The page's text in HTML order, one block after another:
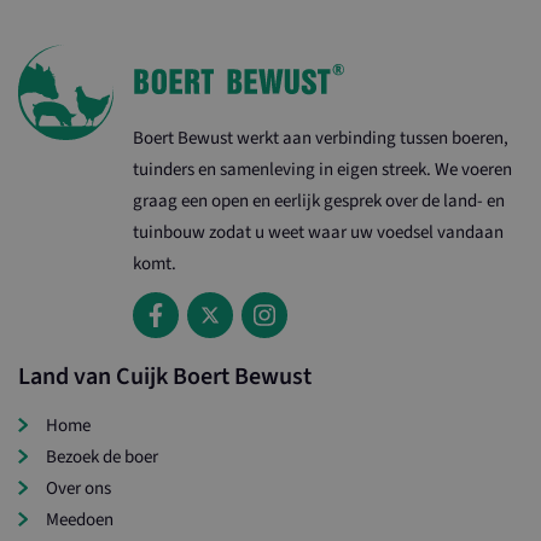
Boert Bewust werkt aan verbinding tussen boeren,
tuinders en samenleving in eigen streek. We voeren
graag een open en eerlijk gesprek over de land- en
tuinbouw zodat u weet waar uw voedsel vandaan
komt.
Land van Cuijk Boert Bewust
Home
Bezoek de boer
Over ons
Meedoen
CookieScriptConsent
CookieScript
www.landvancuijkboertbewust.nl
loader
wordpress_test_cookie